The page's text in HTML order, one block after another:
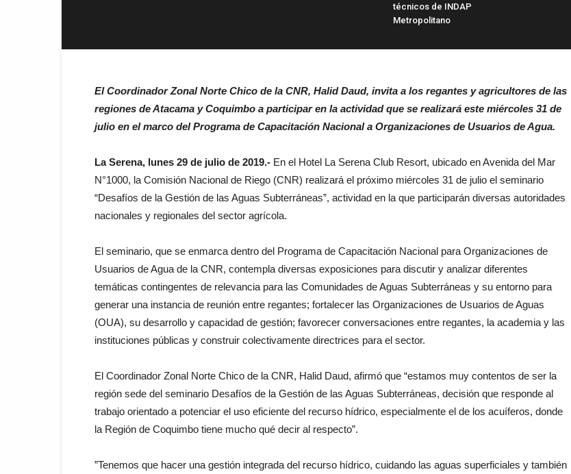
técnicos de INDAP
Metropolitano
El Coordinador Zonal Norte Chico de la CNR, Halid Daud, invita a los regantes y agricultores de las
regiones de Atacama y Coquimbo a participar en la actividad que se realizará este miércoles 31 de
julio en el marco del Programa de Capacitación Nacional a Organizaciones de Usuarios de Agua.
La Serena, lunes 29 de julio de 2019.- En el Hotel La Serena Club Resort, ubicado en Avenida del Mar
N°1000, la Comisión Nacional de Riego (CNR) realizará el próximo miércoles 31 de julio el seminario
“Desafíos de la Gestión de las Aguas Subterráneas”, actividad en la que participarán diversas autoridades
nacionales y regionales del sector agrícola.
El seminario, que se enmarca dentro del Programa de Capacitación Nacional para Organizaciones de
Usuarios de Agua de la CNR, contempla diversas exposiciones para discutir y analizar diferentes
temáticas contingentes de relevancia para las Comunidades de Aguas Subterráneas y su entorno para
generar una instancia de reunión entre regantes; fortalecer las Organizaciones de Usuarios de Aguas
(OUA), su desarrollo y capacidad de gestión; favorecer conversaciones entre regantes, la academia y las
instituciones públicas y construir colectivamente directrices para el sector.
El Coordinador Zonal Norte Chico de la CNR, Halid Daud, afirmó que “estamos muy contentos de ser la
región sede del seminario Desafíos de la Gestión de las Aguas Subterráneas, decisión que responde al
trabajo orientado a potenciar el uso eficiente del recurso hídrico, especialmente el de los acuíferos, donde
la Región de Coquimbo tiene mucho qué decir al respecto”.
”Tenemos que hacer una gestión integrada del recurso hídrico, cuidando las aguas superficiales y también